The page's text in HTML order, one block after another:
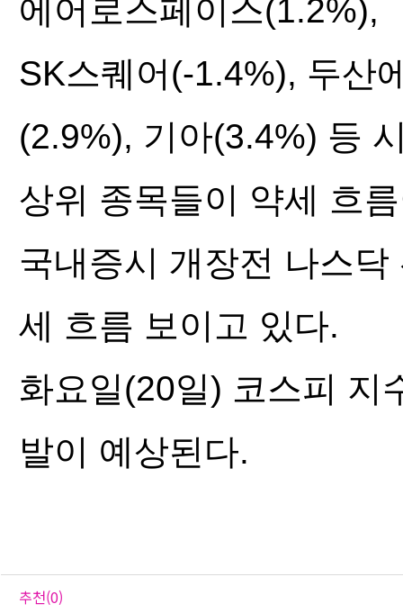
에어로스페이스(1.2%),
SK스퀘어(-1.4%), 두산
(2.9%), 기아(3.4%) 등
상위 종목들이 약세 흐
국내증시 개장전 나스
세 흐름 보이고 있다.
화요일(20일) 코스피 지
발이 예상된다.
추천(0)